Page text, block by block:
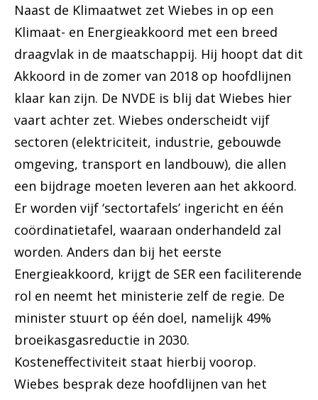
Naast de Klimaatwet zet Wiebes in op een
Klimaat- en Energieakkoord met een breed
draagvlak in de maatschappij. Hij hoopt dat dit
Akkoord in de zomer van 2018 op hoofdlijnen
klaar kan zijn. De NVDE is blij dat Wiebes hier
vaart achter zet. Wiebes onderscheidt vijf
sectoren (elektriciteit, industrie, gebouwde
omgeving, transport en landbouw), die allen
een bijdrage moeten leveren aan het akkoord.
Er worden vijf ‘sectortafels’ ingericht en één
coördinatietafel, waaraan onderhandeld zal
worden. Anders dan bij het eerste
Energieakkoord, krijgt de SER een faciliterende
rol en neemt het ministerie zelf de regie. De
minister stuurt op één doel, namelijk 49%
broeikasgasreductie in 2030.
Kosteneffectiviteit staat hierbij voorop.
Wiebes besprak deze hoofdlijnen van het